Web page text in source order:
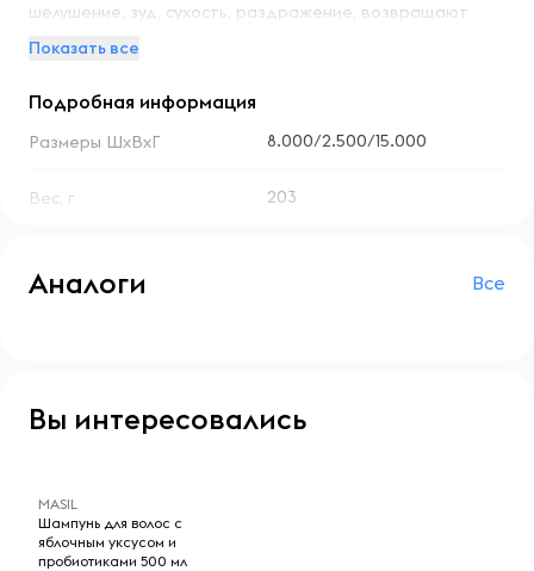
шелушение, зуд, сухость, раздражение, возвращают
улучшает кровообращение, убирает перхоть,
обеспечивает им красивый естественный блеск.
Полимеры усиливают защиту волос, придают им
дополнительный объем, облегчают расчесывание,
на мокрые волосы, массировать пару минут, тщательно
Показать все
Подробная информация
Размеры ШхВхГ 8.000/2.500/15.000
Вес, г 203
Аналоги Все
Вы интересовались
MASIL
Шампунь для волос с
яблочным уксусом и
пробиотиками 500 мл